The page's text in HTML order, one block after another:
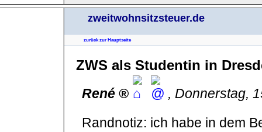
zweitwohnsitzsteuer.de
zurück zur Hauptseite
ZWS als Studentin in
René
, Donnerstag,
Randnotiz: ich habe in dem